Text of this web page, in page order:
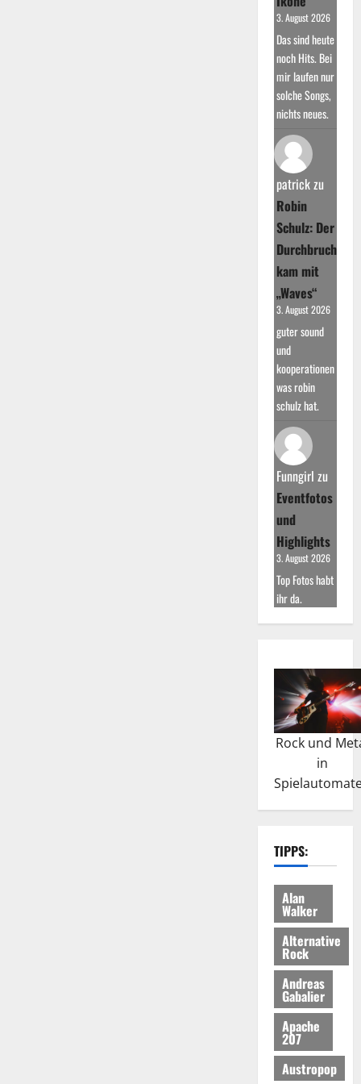
3. August 2026
Das sind heute
noch Hits. Bei
mir laufen nur
solche Songs,
nichts neues.
patrickzu
Robin
Schulz: Der
Durchbruch
kam mit
„Waves“
3. August 2026
guter sound
und
kooperationen
was robin
schulz hat.
Funngirl zu
Eventfotos
und
Highlights
3. August 2026
Top Fotos habt
ihr da.
Rock und
in
TIPPS:
Alan
Walker
Alternative
Rock
Andreas
Gabalier
Apache
207
Austropop